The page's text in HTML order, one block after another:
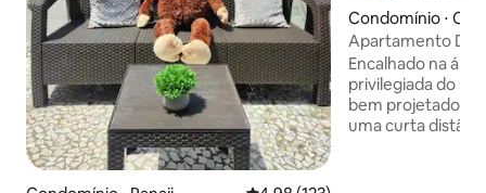
Condomínio ⋅
Apartamento
da praia | Wi-Fi
piscina
Encalhado na
privilegiada do
bem projetado 1
uma curta